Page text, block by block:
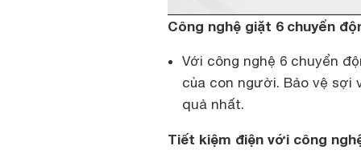
Công nghệ giặt 6 chuyển
Với công nghệ 6 chuyển
của con người. Bảo vệ sợi
quả nhất.
Tiết kiệm điện với công